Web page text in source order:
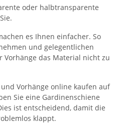
oder halbtransparente
es Ihnen einfacher. So
und gelegentlichen
Vorhänge das Material nicht zu
Vorhänge online kaufen auf
Sie eine Gardinenschiene
ist entscheidend, damit die
klappt.